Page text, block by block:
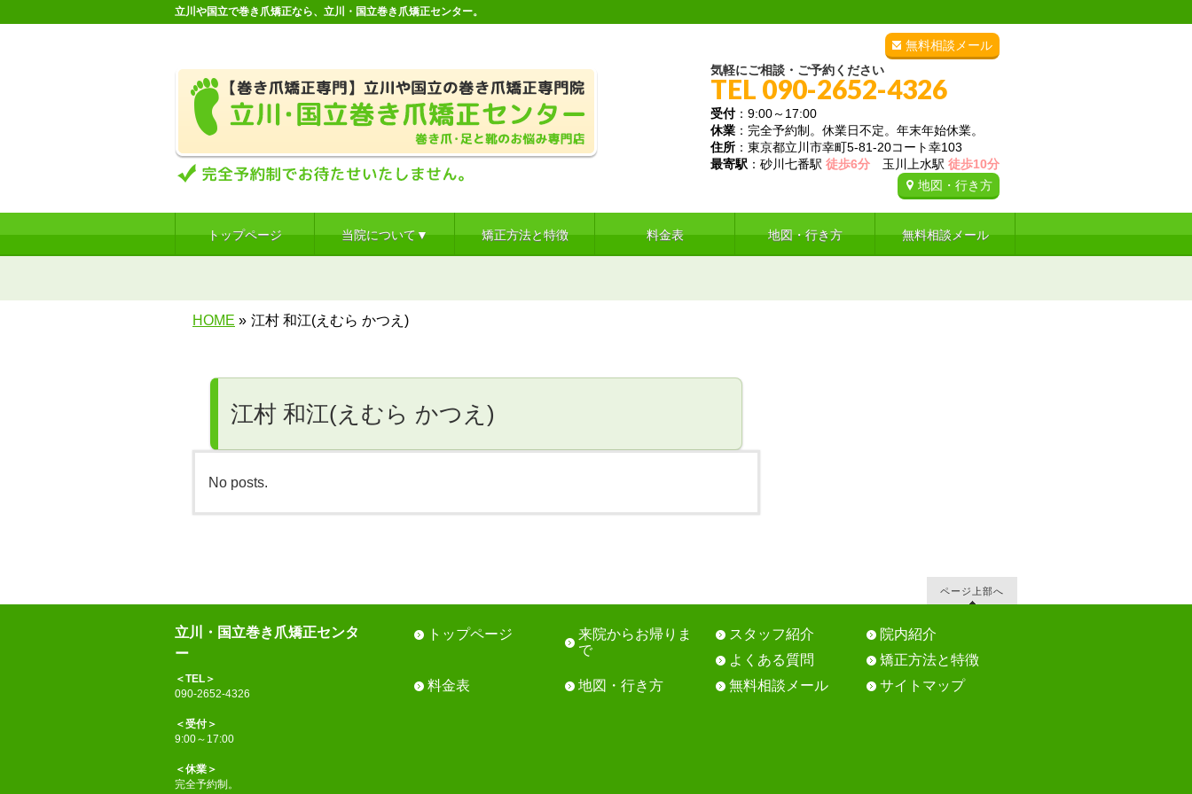
立川や国立で巻き爪矯正なら、立川・国立巻き爪矯正センター。
無料相談メール
気軽にご相談・ご予約ください
TEL 090-2652-4326
受付：9:00～17:00
休業 ：完全予約制。休業日不定。年末年始休業。
住所 ：東京都立川市幸町5-81-20コート幸103
最寄駅 ：砂川七番駅 徒歩6分 玉川上水駅 徒歩10分
地図・行き方
トップページ 当院について▼ 矯正方法と特徴 料金表 地図・行き方 無料相談メール
HOME » 江村 和江(えむら かつえ)
江村 和江(えむら かつえ)
No posts.
ページ上部へ
立川・国立巻き爪矯正センタ
ー
＜TEL＞
090-2652-4326
＜受付＞
9:00～17:00
＜休業＞
完全予約制。
トップページ
来院からお帰りま
で
スタッフ紹介
院内紹介
よくある質問
矯正方法と特徴
料金表
地図・行き方 無料相談メール サイトマップ